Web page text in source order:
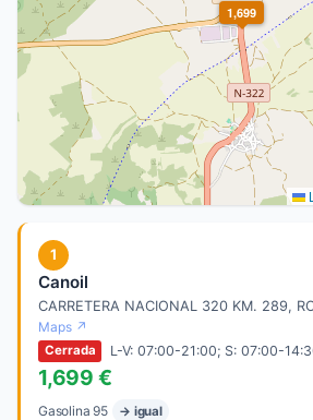
1,699
1
Canoil
CARRETERA NACIONAL 320 KM. 289,
Maps ↗
Cerrada L-V: 07:00-21:00; S: 07:00-
1,699 €
Gasolina 95 → igual